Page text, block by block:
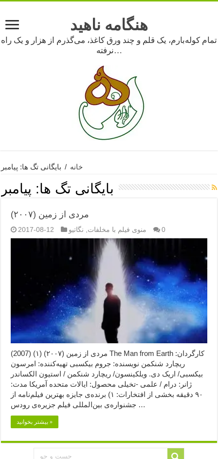
هنگامه ناهید
تمام کوله‌بارم، یک قلم و چند ورق کاغذ، می‌گذرم از هزار و یک راه
نرفته…
خانه / بایگانی تگ ها: پیامبر
بایگانی تگ ها: پیامبر
مردی از زمین (۲۰۰۷)
2017-08-12 منوی فیلم با مخلفات نگاتیو 0
مردی از زمین (۲۰۰۷) (۱) (2007) The Man from Earth کارگردان:
ریچارد شنکمن نویسنده: جروم بیکسبی تهیه‌کننده: امرسون
بیکسبی/ اریک دی. ویلکینسون/ ریچارد شنکمن / استیون الکساندر
ژانر: درام / علمی -تخیلی محصول: ایالات متحده آمریکا مدت:
۹۰ دقیقه بخشی از افتخارات: ۱) برنده‌ی جایزه بهترین فیلم‌نامه از
جشنواره‌ی بین‌المللی فیلم جزیره‌ی رودس …
بیشتر بخوانید »